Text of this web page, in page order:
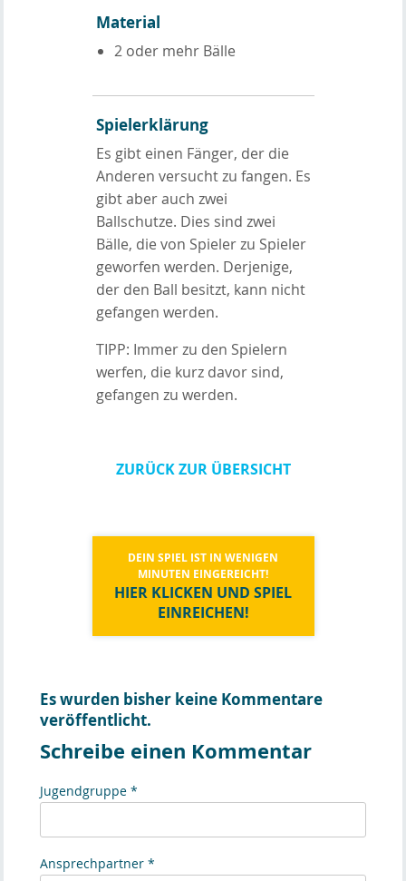
Material
2 oder mehr Bälle
Spielerklärung
Es gibt einen Fänger, der die
Anderen versucht zu fangen. Es
gibt aber auch zwei
Ballschutze. Dies sind zwei
Bälle, die von Spieler zu Spieler
geworfen werden. Derjenige,
der den Ball besitzt, kann nicht
gefangen werden.
TIPP: Immer zu den Spielern
werfen, die kurz davor sind,
gefangen zu werden.
ZURÜCK ZUR ÜBERSICHT
DEIN SPIEL IST IN WENIGEN
MINUTEN EINGEREICHT!
HIER KLICKEN UND SPIEL
EINREICHEN!
Es wurden bisher keine Kommentare
veröffentlicht.
Schreibe einen Kommentar
Jugendgruppe *
Ansprechpartner *